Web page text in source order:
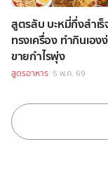
สูตรลับ บะหมี่กึ่งสำเ
ทรงเครื่อง ทำกินเอง
ขายกำไรพุ่ง
สูตรอาหาร 5 พ.ค. 69